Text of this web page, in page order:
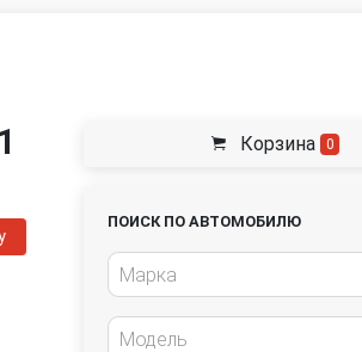
Корзина 0
ПОИСК ПО АВТОМОБИЛЮ
Марка
Модель